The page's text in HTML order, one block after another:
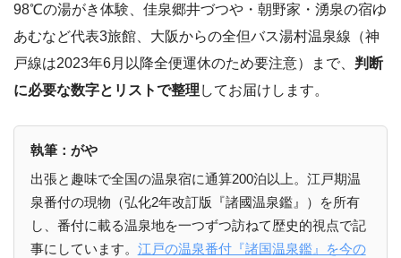
98℃の湯がき体験、佳泉郷井づつや・朝野家・湧泉の宿ゆ
あむなど代表3旅館、大阪からの全但バス湯村温泉線（神
戸線は2023年6月以降全便運休のため要注意）まで、 判断
に必要な数字とリストで整理 してお届けします。
執筆：がや
出張と趣味で全国の温泉宿に通算200泊以上。江戸期温
泉番付の現物（弘化2年改訂版『諸國温泉鑑』）を所有
し、番付に載る温泉地を一つずつ訪ねて歴史的視点で記
事にしています。 江戸の温泉番付『諸国温泉鑑』を今の